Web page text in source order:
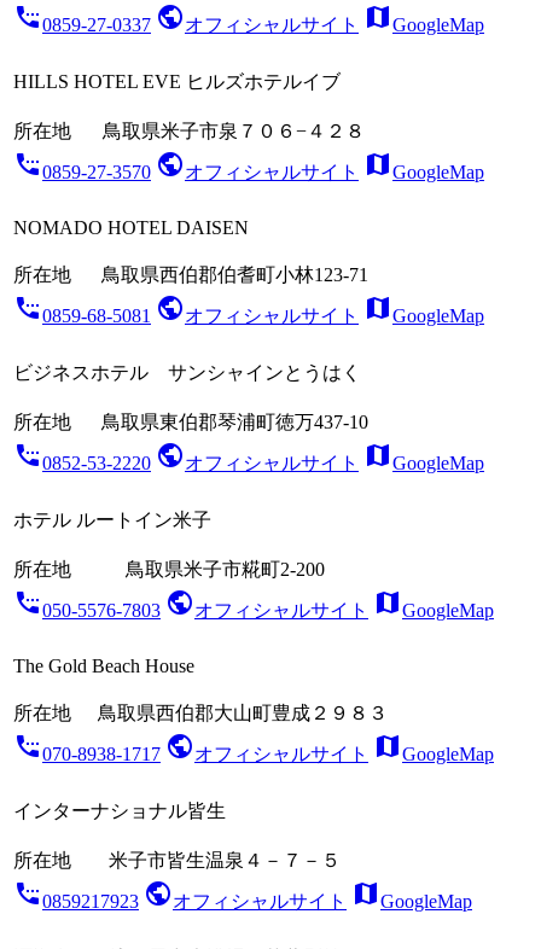
settings_phone0859-27-0337 publicオフィシャルサイト mapGoogleMap
HILLS HOTEL EVE ヒルズホテルイブ
所在地 鳥取県米子市泉７０６−４２８
settings_phone0859-27-3570 publicオフィシャルサイト mapGoogleMap
NOMADO HOTEL DAISEN
所在地 鳥取県西伯郡伯耆町小林123-71
settings_phone0859-68-5081 publicオフィシャルサイト mapGoogleMap
ビジネスホテル サンシャインとうはく
所在地 鳥取県東伯郡琴浦町徳万437-10
settings_phone0852-53-2220 publicオフィシャルサイト mapGoogleMap
ホテル ルートイン米子
所在地 鳥取県米子市糀町2-200
settings_phone050-5576-7803 publicオフィシャルサイト mapGoogleMap
The Gold Beach House
所在地 鳥取県西伯郡大山町豊成２９８３
settings_phone070-8938-1717 publicオフィシャルサイト mapGoogleMap
インターナショナル皆生
所在地 米子市皆生温泉４－７－５
settings_phone0859217923 publicオフィシャルサイト mapGoogleMap